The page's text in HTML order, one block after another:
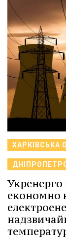
ХАРКІВСЬКА
Укренерго
економно